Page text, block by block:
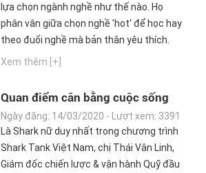
lựa chọn ngành nghề như thế nào. Họ
phân vân giữa chọn nghề 'hot' để học hay
theo đuổi nghề mà bản thân yêu thích.
Xem thêm [+]
Quan điểm cân bằng cuộc sống
của giới trẻ hiện nay = chia sẻ từ
Shark Thái Vân Linh
Ngày đăng: 14/03/2020 - Lượt xem: 3391
Là Shark nữ duy nhất trong chương trình
Shark Tank Việt Nam, chị Thái Vân Linh,
Giám đốc chiến lược & vận hành Quỹ đầu